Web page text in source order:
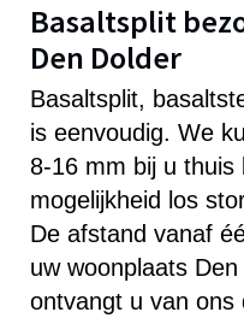
Basaltsplit
Den Dolder
Basaltsplit,
is eenvoudig. We
8-16 mm bij u
mogelijkheid los
De afstand vanaf
uw woonplaats
ontvangt u van ons